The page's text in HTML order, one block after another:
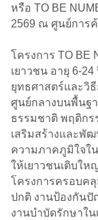
หรือ TO BE
2569 ณ ศูนย์การค้
โครงการ TO BE
เยาวชน อายุ 6-
ยุทธศาสตร์และวิธี
ศูนย์กลางบนพื้นฐ
ธรรมชาติ พฤติกร
เสริมสร้างและพั
ความภาคภูมิใจใ
ให้เยาวชนเติบให
โครงการครอบค
ปกติ งานป้องกันปั
งานบำบัดรักษาใ